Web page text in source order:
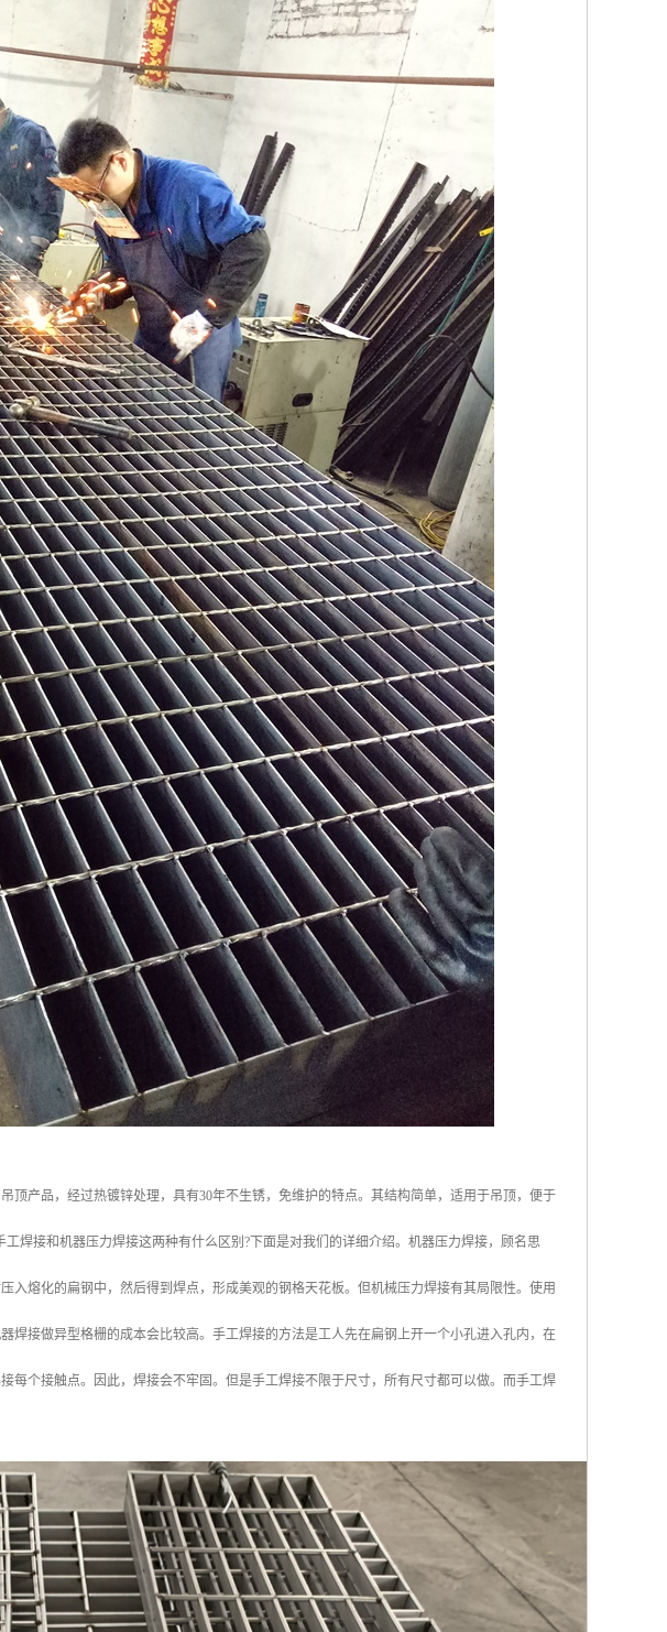
顶产品，经过热镀锌处理，具有30年不生锈，免维护的特点。其结构简单，适用于吊顶，便于
焊接和机器压力焊接这两种有什么区别?下面是对我们的详细介绍。机器压力焊接，顾名思
入熔化的扁钢中，然后得到焊点，形成美观的钢格天花板。但机械压力焊接有其局限性。使用
焊接做异型格栅的成本会比较高。手工焊接的方法是工人先在扁钢上开一个小孔进入孔内，在
每个接触点。因此，焊接会不牢固。但是手工焊接不限于尺寸，所有尺寸都可以做。而手工焊